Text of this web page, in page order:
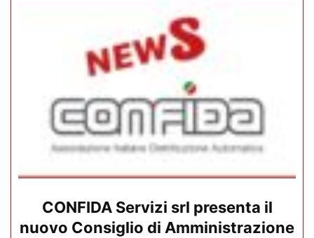
CONFIDA Servizi srl presenta il
nuovo Consiglio di Amministrazione